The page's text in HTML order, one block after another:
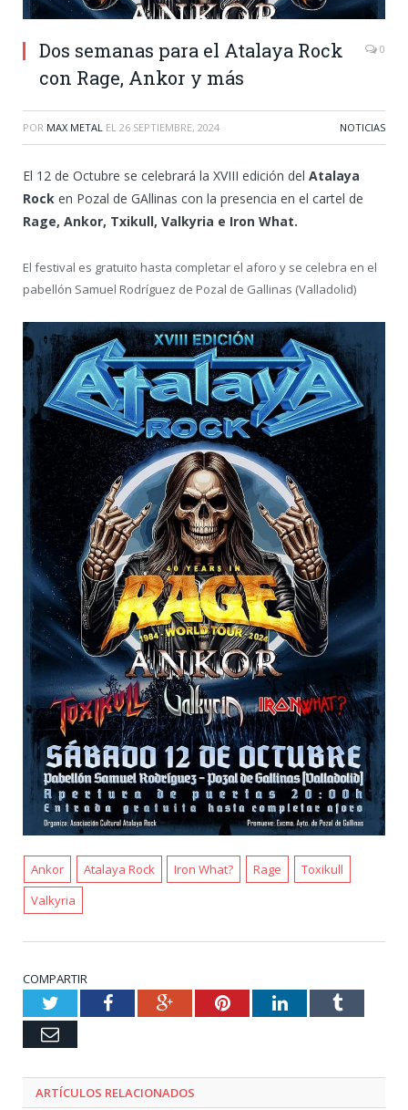
Dos semanas para el Atalaya Rock
con Rage, Ankor y más
0
POR MAX METAL EL 26 SEPTIEMBRE, 2024 NOTICIAS
El 12 de Octubre se celebrará la XVIII edición del Atalaya
Rock en Pozal de GAllinas con la presencia en el cartel de
Rage, Ankor, Txikull, Valkyria e Iron What.
El festival es gratuito hasta completar el aforo y se celebra en el
pabellón Samuel Rodríguez de Pozal de Gallinas (Valladolid)
Ankor Atalaya Rock Iron What? Rage
Toxikull
Valkyria
COMPARTIR
TwitterFacebookGoogle+PinterestLinkedInTumblr
Email
ARTÍCULOS RELACIONADOS